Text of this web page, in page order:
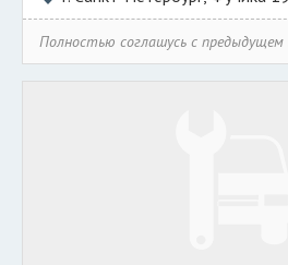
Полностью соглашусь с